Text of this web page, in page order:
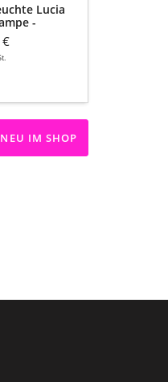
Lucia
-
IM SHOP